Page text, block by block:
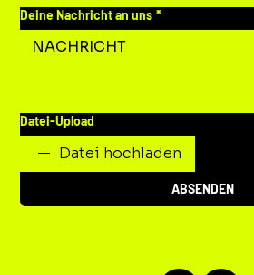
Deine Nachricht an uns *
Datei-Upload
Datei hochladen
ABSENDEN